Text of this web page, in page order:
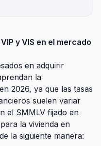
y VIS en el mercado
en adquirir
la
2026, ya que las tasas
suelen variar
el SMMLV fijado en
la vivienda en
la siguiente manera: